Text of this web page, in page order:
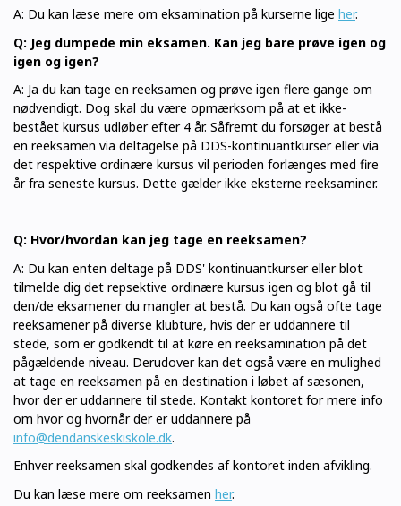
A: Du kan læse mere om eksamination på kurserne lige her.
Q: Jeg dumpede min eksamen. Kan jeg bare prøve igen og
igen og igen?
A: Ja du kan tage en reeksamen og prøve igen flere gange om
nødvendigt. Dog skal du være opmærksom på at et ikke-
bestået kursus udløber efter 4 år. Såfremt du forsøger at bestå
en reeksamen via deltagelse på DDS-kontinuantkurser eller via
det respektive ordinære kursus vil perioden forlænges med fire
år fra seneste kursus. Dette gælder ikke eksterne reeksaminer.
Q: Hvor/hvordan kan jeg tage en reeksamen?
A: Du kan enten deltage på DDS' kontinuantkurser eller blot
tilmelde dig det repsektive ordinære kursus igen og blot gå til
den/de eksamener du mangler at bestå. Du kan også ofte tage
reeksamener på diverse klubture, hvis der er uddannere til
stede, som er godkendt til at køre en reeksamination på det
pågældende niveau. Derudover kan det også være en mulighed
at tage en reeksamen på en destination i løbet af sæsonen,
hvor der er uddannere til stede. Kontakt kontoret for mere info
om hvor og hvornår der er uddannere på
info@dendanskeskiskole.dk.
Enhver reeksamen skal godkendes af kontoret inden afvikling.
Du kan læse mere om reeksamen her.